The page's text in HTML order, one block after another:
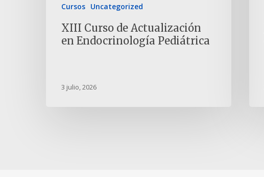
Cursos Uncategorized
XIII Curso de Actualización
en Endocrinología Pediátrica
3 julio, 2026